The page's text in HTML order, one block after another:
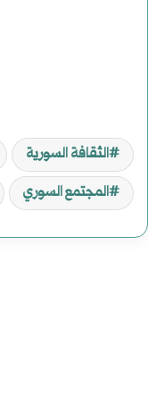
الثقافة السورية
المجتمع السوري